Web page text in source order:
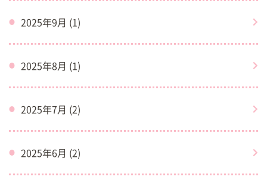
2025年9月 (1)
2025年8月 (1)
2025年7月 (2)
2025年6月 (2)